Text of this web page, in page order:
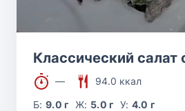
Классический салат
—
94.0 ккал
Б:9.0 г Ж: 5.0 г У: 4.0 г